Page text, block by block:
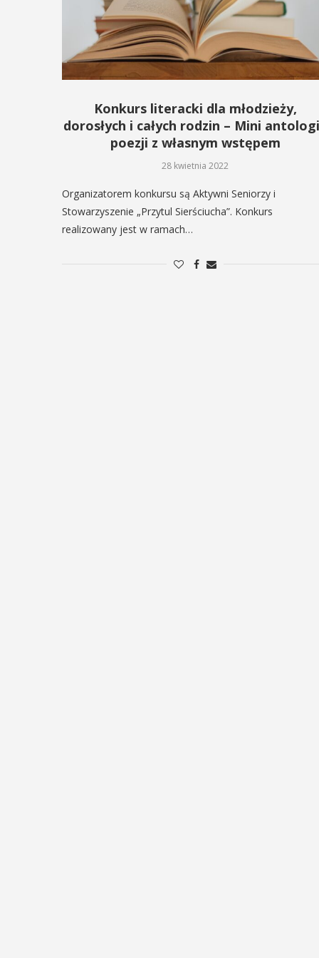
Konkurs literacki dla młodzieży,
dorosłych i całych rodzin – Mini
poezji z własnym wstępem
28 kwietnia 2022
Organizatorem konkursu są Aktywni Seniorzy i
Stowarzyszenie „Przytul Sierściucha”. Konkurs
realizowany jest w ramach…
z
29
SIERPIEŃ
V Turniej
Myślimira.
Mieszczanie i
rzemieślnicy
piąta edycja Turnieju